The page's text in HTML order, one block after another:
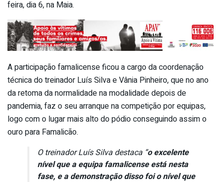
feira, dia 6, na Maia.
A participação famalicense ficou a cargo da coordenação
técnica do treinador Luís Silva e Vânia Pinheiro, que no ano
da retoma da normalidade na modalidade depois de
pandemia, faz o seu arranque na competição por equipas,
logo com o lugar mais alto do pódio conseguindo assim o
ouro para Famalicão.
O treinador Luís Silva destaca “o excelente
nível que a equipa famalicense está nesta
fase, e a demonstração disso foi o nível que